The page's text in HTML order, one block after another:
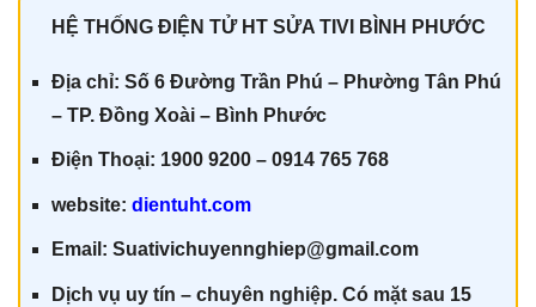
HỆ THỐNG ĐIỆN TỬ HT SỬA TIVI BÌNH PHƯỚC
Địa chỉ: Số 6 Đường Trần Phú – Phường Tân Phú
– TP. Đồng Xoài – Bình Phước
Điện Thoại: 1900 9200 – 0914 765 768
website: dientuht.com
Email: Suativichuyennghiep@gmail.com
Dịch vụ uy tín – chuyên nghiệp. Có mặt sau 15